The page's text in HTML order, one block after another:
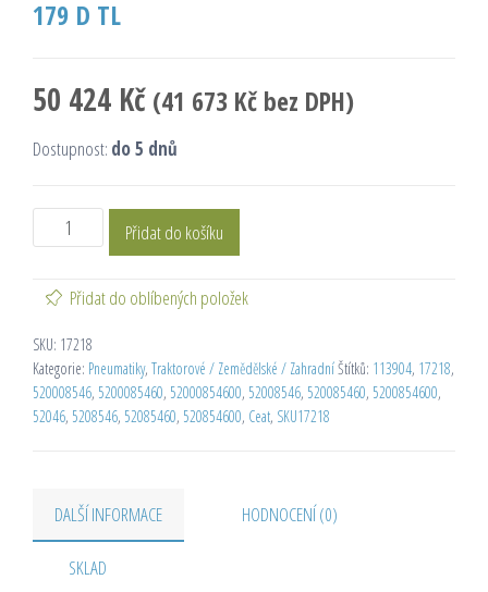
179 D TL
50 424 Kč (41 673 Kč bez DPH)
Dostupnost: do 5 dnů
Přidat do košíku
Přidat do oblíbených položek
SKU: 17218
Kategorie: Pneumatiky, Traktorové / Zemědělské / ZahradníŠtítků: 113904, 17218,
520008546, 5200085460, 52000854600, 52008546, 520085460, 5200854600,
52046, 5208546, 52085460, 520854600, Ceat, SKU17218
DALŠÍ INFORMACE HODNOCENÍ (0)
SKLAD